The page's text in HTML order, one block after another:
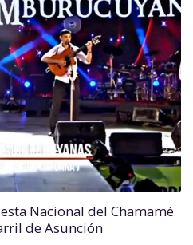
Nacional del Chamamé
de Asunción